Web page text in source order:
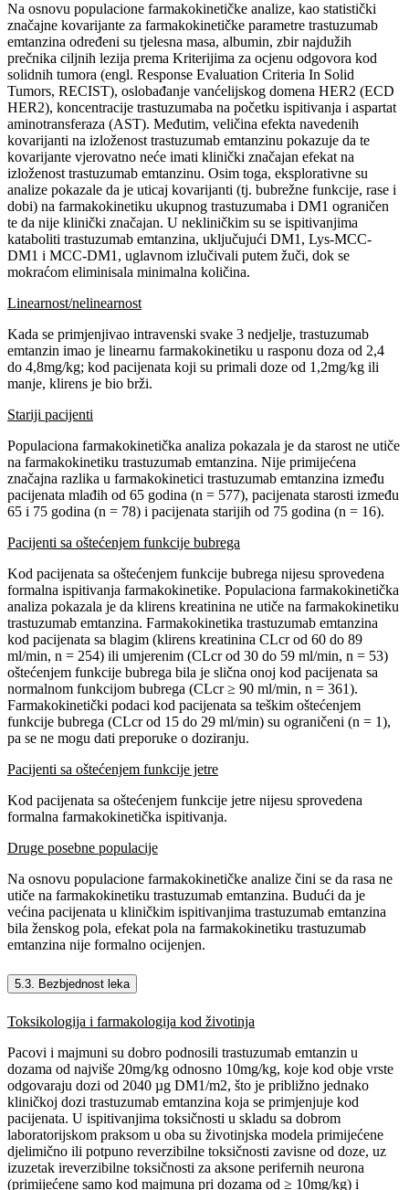
Na osnovu populacione farmakokinetičke analize, kao statistički
značajne kovarijante za farmakokinetičke parametre trastuzumab
emtanzina određeni su tjelesna masa, albumin, zbir najdužih
prečnika ciljnih lezija prema Kriterijima za ocjenu odgovora kod
solidnih tumora (engl. Response Evaluation Criteria In Solid
Tumors, RECIST), oslobađanje vanćelijskog domena HER2 (ECD
HER2), koncentracije trastuzumaba na početku ispitivanja i aspartat
aminotransferaza (AST). Međutim, veličina efekta navedenih
kovarijanti na izloženost trastuzumab emtanzinu pokazuje da te
kovarijante vjerovatno neće imati klinički značajan efekat na
izloženost trastuzumab emtanzinu. Osim toga, eksplorativne su
analize pokazale da je uticaj kovarijanti (tj. bubrežne funkcije, rase i
dobi) na farmakokinetiku ukupnog trastuzumaba i DM1 ograničen
te da nije klinički značajan. U nekliničkim su se ispitivanjima
kataboliti trastuzumab emtanzina, uključujući DM1, Lys-MCC-
DM1 i MCC-DM1, uglavnom izlučivali putem žuči, dok se
mokraćom eliminisala minimalna količina.
Linearnost/nelinearnost
Kada se primjenjivao intravenski svake 3 nedjelje, trastuzumab
emtanzin imao je linearnu farmakokinetiku u rasponu doza od 2,4
do 4,8mg/kg; kod pacijenata koji su primali doze od 1,2mg/kg ili
manje, klirens je bio brži.
Stariji pacijenti
Populaciona farmakokinetička analiza pokazala je da starost ne utiče
na farmakokinetiku trastuzumab emtanzina. Nije primijećena
značajna razlika u farmakokinetici trastuzumab emtanzina između
pacijenata mlađih od 65 godina (n = 577), pacijenata starosti između
65 i 75 godina (n = 78) i pacijenata starijih od 75 godina (n = 16).
Pacijenti sa oštećenjem funkcije bubrega
Kod pacijenata sa oštećenjem funkcije bubrega nijesu sprovedena
formalna ispitivanja farmakokinetike. Populaciona farmakokinetička
analiza pokazala je da klirens kreatinina ne utiče na farmakokinetiku
trastuzumab emtanzina. Farmakokinetika trastuzumab emtanzina
kod pacijenata sa blagim (klirens kreatinina CLcr od 60 do 89
ml/min, n = 254) ili umjerenim (CLcr od 30 do 59 ml/min, n = 53)
oštećenjem funkcije bubrega bila je slična onoj kod pacijenata sa
normalnom funkcijom bubrega (CLcr ≥ 90 ml/min, n = 361).
Farmakokinetički podaci kod pacijenata sa teškim oštećenjem
funkcije bubrega (CLcr od 15 do 29 ml/min) su ograničeni (n = 1),
pa se ne mogu dati preporuke o doziranju.
Pacijenti sa oštećenjem funkcije jetre
Kod pacijenata sa oštećenjem funkcije jetre nijesu sprovedena
formalna farmakokinetička ispitivanja.
Druge posebne populacije
Na osnovu populacione farmakokinetičke analize čini se da rasa ne
utiče na farmakokinetiku trastuzumab emtanzina. Budući da je
većina pacijenata u kliničkim ispitivanjima trastuzumab emtanzina
bila ženskog pola, efekat pola na farmakokinetiku trastuzumab
emtanzina nije formalno ocijenjen.
5.3. Bezbjednost leka
Toksikologija i farmakologija kod životinja
Pacovi i majmuni su dobro podnosili trastuzumab emtanzin u
dozama od najviše 20mg/kg odnosno 10mg/kg, koje kod obje vrste
odgovaraju dozi od 2040 µg DM1/m2, što je približno jednako
kliničkoj dozi trastuzumab emtanzina koja se primjenjuje kod
pacijenata. U ispitivanjima toksičnosti u skladu sa dobrom
laboratorijskom praksom u oba su životinjska modela primijećene
djelimično ili potpuno reverzibilne toksičnosti zavisne od doze, uz
izuzetak ireverzibilne toksičnosti za aksone perifernih neurona
(primijećene samo kod majmuna pri dozama od ≥ 10mg/kg) i